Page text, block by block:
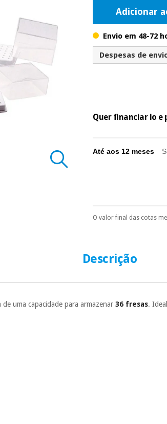
Adicionar
Envio em 48-72
Despesas de
Quer financiar lo e
Até aos 12 meses
Pode escolhê-lo no
É gratuito para
prestações
sem
O valor final das cotas
Descrição
de uma capacidade para armazenar36 fresas.